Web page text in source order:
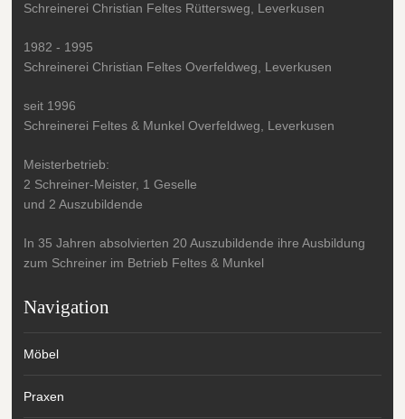
Schreinerei Christian Feltes Rüttersweg, Leverkusen
1982 - 1995
Schreinerei Christian Feltes Overfeldweg, Leverkusen
seit 1996
Schreinerei Feltes & Munkel Overfeldweg, Leverkusen
Meisterbetrieb:
2 Schreiner-Meister, 1 Geselle
und 2 Auszubildende
In 35 Jahren absolvierten 20 Auszubildende ihre Ausbildung
zum Schreiner im Betrieb Feltes & Munkel
Navigation
Möbel
Praxen